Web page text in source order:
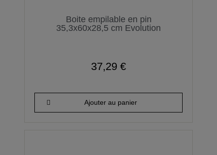
Boite empilable en pin
35,3x60x28,5 cm Evolution
37,29 €
Ajouter au panier